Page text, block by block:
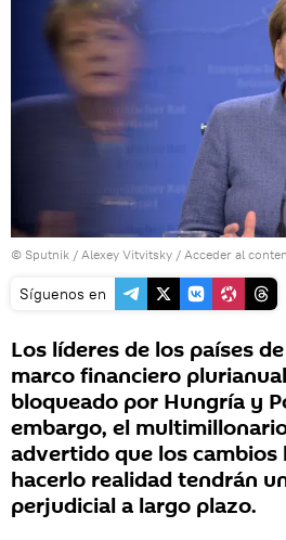
© Sputnik / Alexey Vitvitsky / Acceder al
Síguenos en
Los líderes de los países
marco financiero
bloqueado por Hungría y
embargo, el
advertido que los cambios
hacerlo realidad tendrán
perjudicial a largo plazo.